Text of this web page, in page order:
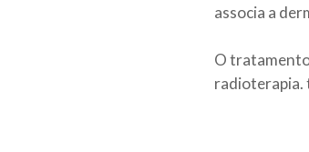
associa a
O
radioterapia.